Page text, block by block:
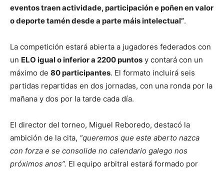
eventos traen actividade, participación e poñen en valor
o deporte tamén desde a parte máis intelectual”.
La competición estará abierta a jugadores federados con
un ELO igual o inferior a 2200 puntos y contará con un
máximo de 80 participantes. El formato incluirá seis
partidas repartidas en dos jornadas, con una ronda por la
mañana y dos por la tarde cada día.
El director del torneo, Miguel Reboredo, destacó la
ambición de la cita, “queremos que este aberto nazca
con forza e se consolide no calendario galego nos
próximos anos”. El equipo arbitral estará formado por